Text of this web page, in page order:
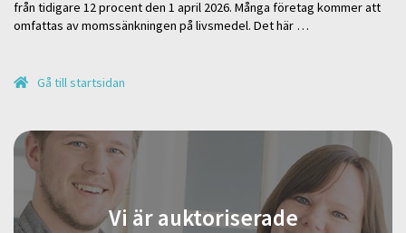
från tidigare 12 procent den 1 april 2026. Många företag kommer att
omfattas av momssänkningen på livsmedel. Det här …
Gå till startsidan
Vi är auktoriserade